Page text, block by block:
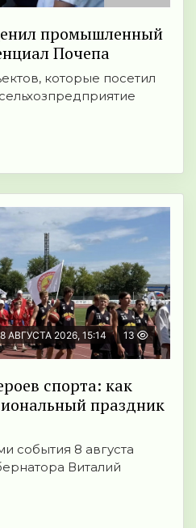
промышленный
Почепа
которые посетил
8 АВГУСТА 2026, 15:14 13
спорта: как
праздник
события 8 августа
Виталий